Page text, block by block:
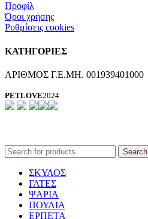
Προφίλ
Όροι χρήσης
Ρυθμίσεις cookies
ΚΑΤΗΓΟΡΙΕΣ
ΑΡΙΘΜΟΣ Γ.Ε.ΜΗ. 001939401000
PETLOVE2024
Search
ΣΚΥΛΟΣ
ΓΑΤΕΣ
ΨΑΡΙΑ
ΠΟΥΛΙΑ
ΕΡΠΕΤΑ